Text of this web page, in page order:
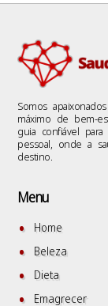
Somos
máximo de bem-
guia confiável
pessoal, onde a
destino.
Menu
Home
Beleza
Dieta
Emagrecer